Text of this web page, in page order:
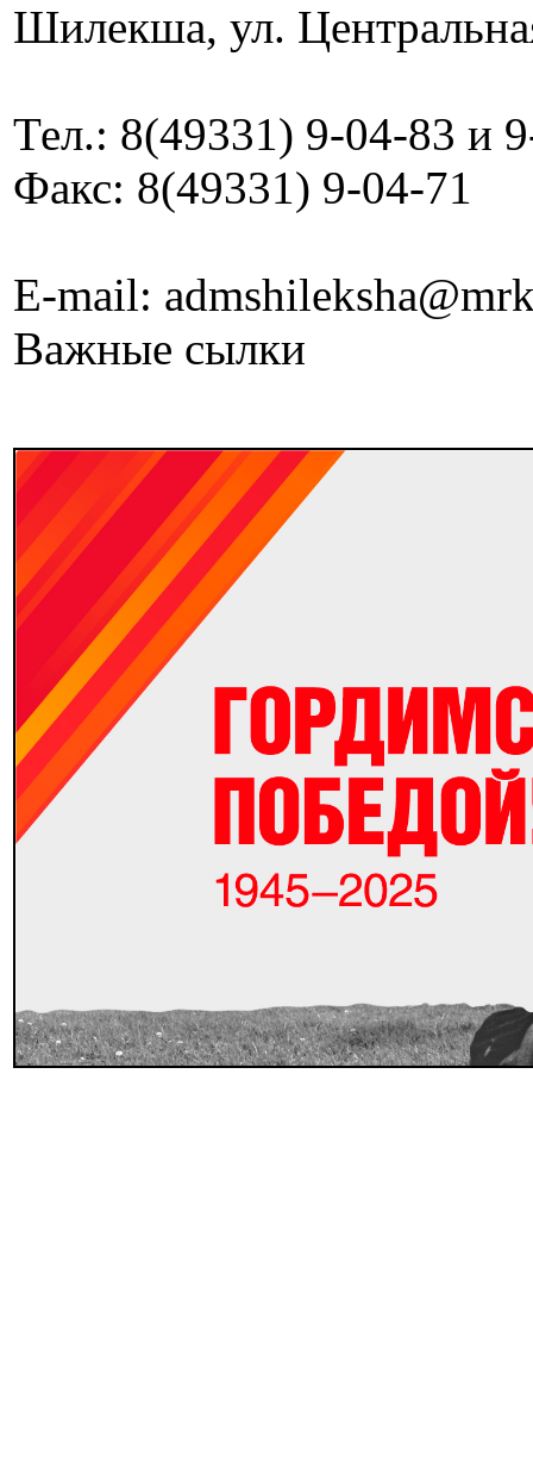
Шилекша, ул.
Тел.: 8(49331) 9-04-83 и
Факс: 8(49331) 9-04-71
E-mail:
Важные сылки